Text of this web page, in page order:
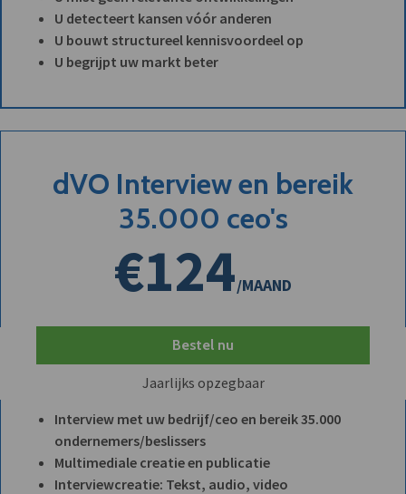
U detecteert kansen vóór anderen
U bouwt structureel kennisvoordeel op
U begrijpt uw markt beter
dVO Interview en bereik
35.000 ceo's
€124/MAAND
Bestel nu
Jaarlijks opzegbaar
Interview met uw bedrijf/ceo en bereik 35.000
ondernemers/beslissers
Multimediale creatie en publicatie
Interviewcreatie: Tekst, audio, video